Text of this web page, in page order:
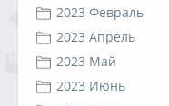
2023 Февраль
2023 Апрель
2023 Май
2023 Июнь